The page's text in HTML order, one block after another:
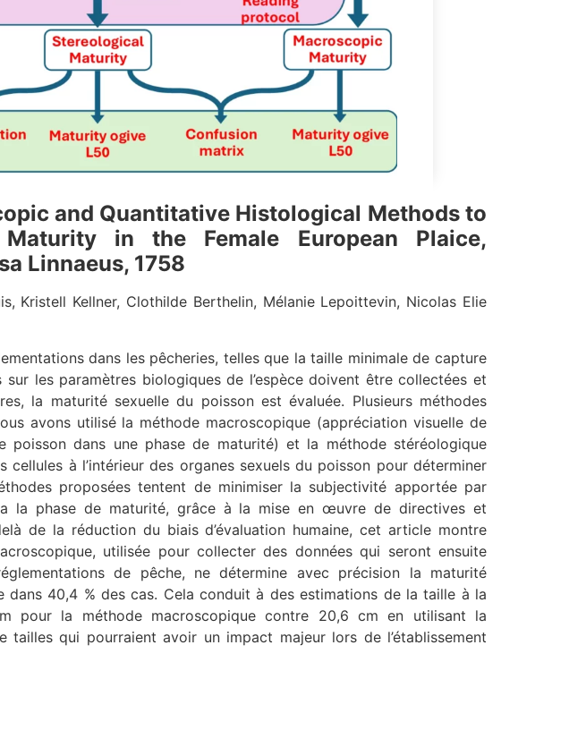
and Quantitative Histological Methods to
Maturity in the Female European Plaice,
Linnaeus, 1758
Kristell Kellner, Clothilde Berthelin, Mélanie Lepoittevin, Nicolas Elie
dans les pêcheries, telles que la taille minimale de capture
sur les paramètres biologiques de l’espèce doivent être collectées et
la maturité sexuelle du poisson est évaluée. Plusieurs méthodes
avons utilisé la méthode macroscopique (appréciation visuelle de
poisson dans une phase de maturité) et la méthode stéréologique
à l’intérieur des organes sexuels du poisson pour déterminer
proposées tentent de minimiser la subjectivité apportée par
la phase de maturité, grâce à la mise en œuvre de directives et
de la réduction du biais d’évaluation humaine, cet article montre
utilisée pour collecter des données qui seront ensuite
de pêche, ne détermine avec précision la maturité
dans 40,4 % des cas. Cela conduit à des estimations de la taille à la
pour la méthode macroscopique contre 20,6 cm en utilisant la
tailles qui pourraient avoir un impact majeur lors de l’établissement